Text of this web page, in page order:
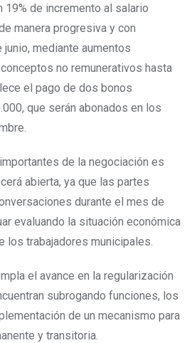
19% de incremento al salario
manera progresiva y con
mediante aumentos
no remunerativos hasta
el pago de dos bonos
que serán abonados en los
de la negociación es
abierta, ya que las partes
durante el mes de
evaluando la situación económica
los trabajadores municipales.
el avance en la regularización
subrogando funciones, los
de un mecanismo para
y transitoria.